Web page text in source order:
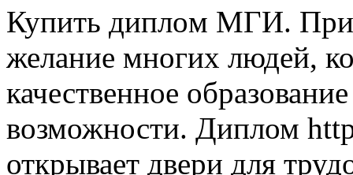
Купить диплoм МГИ.
желание многих людей,
качественное
возможности. Диплом
открывает двери для